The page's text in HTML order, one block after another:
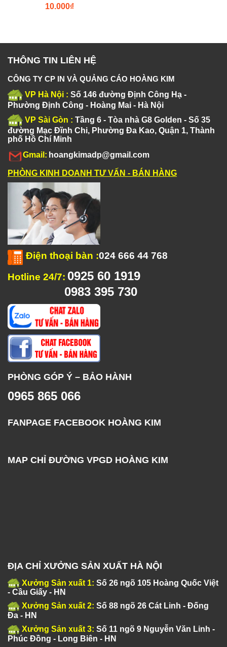
₫
10.000
THÔNG TIN LIÊN HỆ
CÔNG TY CP IN VÀ QUẢNG CÁO HOÀNG KIM
VP Hà Nội : Số 146 đường Định Công Hạ -
Phường Định Công - Hoàng Mai - Hà Nội
VP Sài Gòn : Tầng 6 - Tòa nhà G8 Golden - Số 35
đường Mạc Đĩnh Chi, Phường Đa Kao, Quận 1, Thành
phố Hồ Chí Minh
Gmail: hoangkimadp@gmail.com
PHÒNG KINH DOANH TƯ VẤN - BÁN HÀNG
Điện thoại bàn :024 666 44 768
Hotline 24/7: 0925 60 1919
0983 395 730
PHÒNG GÓP Ý – BẢO HÀNH
0965 865 066
FANPAGE FACEBOOK HOÀNG KIM
MAP CHỈ ĐƯỜNG VPGD HOÀNG KIM
ĐỊA CHỈ XƯỞNG SẢN XUẤT HÀ NỘI
Xưởng Sản xuất 1: Số 26 ngõ 105 Hoàng Quốc Việt
- Cầu Giấy - HN
Xưởng Sản xuất 2: Số 88 ngõ 26 Cát Linh - Đống
Đa - HN
Xưởng Sản xuất 3: Số 11 ngõ 9 Nguyễn Văn Linh -
Phúc Đồng - Long Biên - HN